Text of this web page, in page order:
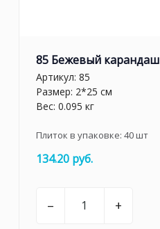
85 Бежевый карандаш
Артикул: 85
Размер: 2*25 см
Вес: 0.095 кг
Плиток в упаковке: 40шт
134.20 руб.
– +